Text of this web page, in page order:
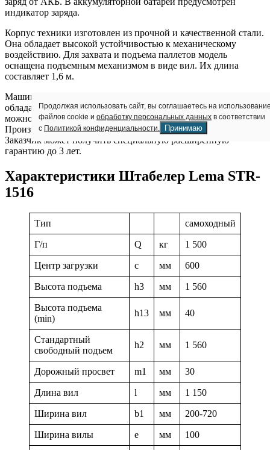
индикатор заряда.
Корпус техники изготовлен из прочной и качественной стали.
Она обладает высокой устойчивостью к механическому
воздействию. Для захвата и подъема паллетов модель
оснащена подъемным механизмом в виде вил. Их длина
составляет 1,6 м.
Машина оснащена простым и удобным управлением. Она
обладает высокой маневренностью. С ее помощью грузы
можно безопасно и компактно складировать на стеллажи.
Производитель дает гарантию на оборудование – 12 месяцев.
Заказчик может получить специальную расширенную
гарантию до 3 лет.
Характеристики Штабелер Lema STR-
1516
Тип самоходный
Г/п Q кг 1 500
Центр загрузки c мм 600
Высота подъема h3 мм 1 560
Высота подъема
(min)
h13 мм 40
Стандартный
свободный подъем
h2 мм 1 560
Дорожный просвет m1 мм 30
Длина вил l мм 1 150
Ширина вил b1 мм 200-720
Ширина вилы e мм 100
Продолжая использовать сайт, вы соглашаетесь на
файлов cookie и обработку персональных данных в соответствии
с Политикой конфиденциальности. Принимаю